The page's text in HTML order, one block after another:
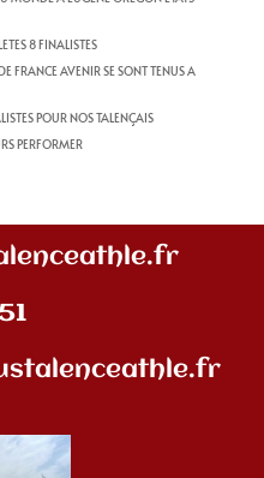
8 FINALISTES
FRANCE AVENIR SE SONT TENUS A
POUR NOS TALENÇAIS
PERFORMER